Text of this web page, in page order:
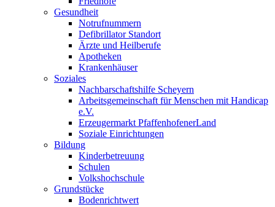
Gesundheit
Notrufnummern
Defibrillator Standort
Ärzte und Heilberufe
Apotheken
Krankenhäuser
Soziales
Nachbarschaftshilfe Scheyern
Arbeitsgemeinschaft für Menschen mit Handicap
e.V.
Erzeugermarkt PfaffenhofenerLand
Soziale Einrichtungen
Bildung
Kinderbetreuung
Schulen
Volkshochschule
Grundstücke
Bodenrichtwert